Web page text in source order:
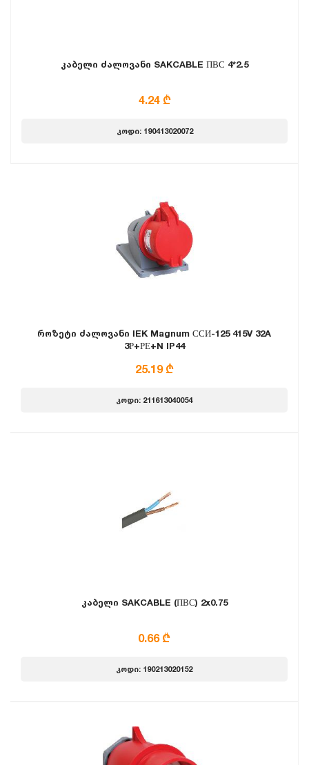
კაბელი ძალოვანი SAKCABLE ПВС 4*2.5
4.24 ₾
კოდი: 190413020072
როზეტი ძალოვანი IEK Magnum ССИ-125 415V 32A
3Р+РЕ+N IP44
25.19 ₾
კოდი: 211613040054
კაბელი SAKCABLE (ПВС) 2x0.75
0.66 ₾
კოდი: 190213020152